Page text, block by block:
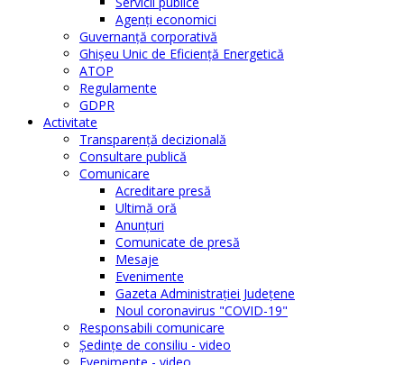
Agenţi economici
Guvernanță corporativă
Ghişeu Unic de Eficienţă Energetică
ATOP
Regulamente
GDPR
Activitate
Transparenţă decizională
Consultare publică
Comunicare
Acreditare presă
Ultimă oră
Anunţuri
Comunicate de presă
Mesaje
Evenimente
Gazeta Administraţiei Judeţene
Noul coronavirus "COVID-19"
Responsabili comunicare
Şedinţe de consiliu - video